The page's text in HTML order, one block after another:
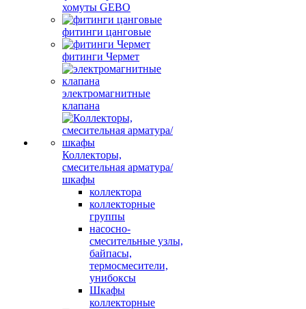
хомуты GEBO
фитинги цанговые
фитинги Чермет
электромагнитные
клапана
Коллекторы,
смесительная арматура/
шкафы
коллектора
коллекторные
группы
насосно-
смесительные узлы,
байпасы,
термосмесители,
унибоксы
Шкафы
коллекторные